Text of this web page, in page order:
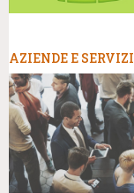
AZIENDE E SERVIZI